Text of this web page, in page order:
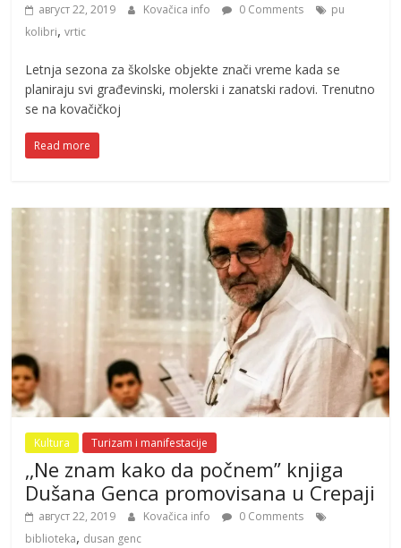
август 22, 2019 Kovačica info 0 Comments
pu
kolibri,vrtic
Letnja sezona za školske objekte znači vreme kada se
planiraju svi građevinski, molerski i zanatski radovi. Trenutno
se na kovačičkoj
Read more
Kultura Turizam i manifestacije
‚‚Ne znam kako da počnem” knjiga
Dušana Genca promovisana u Crepaji
август 22, 2019 Kovačica info
0 Comments
biblioteka, dusan genc